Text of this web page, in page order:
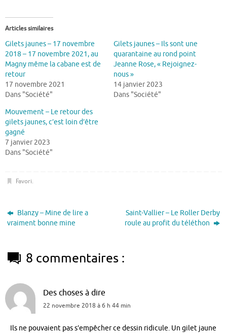
Articles similaires
Gilets jaunes – 17 novembre
2018 – 17 novembre 2021, au
Magny même la cabane est de
retour
17 novembre 2021
Dans "Société"
Gilets jaunes – Ils sont une
quarantaine au rond point
Jeanne Rose, « Rejoignez-
nous »
14 janvier 2023
Dans "Société"
Mouvement – Le retour des
gilets jaunes, c’est loin d’être
gagné
7 janvier 2023
Dans "Société"
Favori.
Blanzy – Mine de lire a
vraiment bonne mine
Saint-Vallier – Le Roller Derby
roule au profit du téléthon
8 commentaires :
Des choses à dire
22 novembre 2018 à 6 h 44 min
Ils ne pouvaient pas s’empêcher ce dessin ridicule. Un gilet jaune